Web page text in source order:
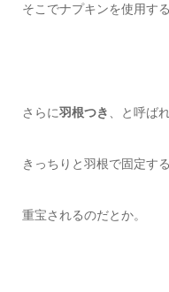
そこでナプキンを使用す
さらに羽根つき 、と呼ば
きっちりと羽根で固定す
重宝されるのだとか。